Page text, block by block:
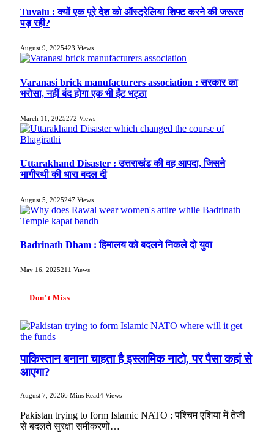
Tuvalu : क्यों एक पूरे देश को ऑस्ट्रेलिया शिफ्ट करने की जरूरत
पड़ रही?
August 9, 2025423 Views
Varanasi brick manufacturers association : सरकार का
भरोसा, नहीं बंद होगा एक भी ईंट भट्ठा
March 11, 2025272 Views
Uttarakhand Disaster : उत्तराखंड की वह आपदा, जिसने
भागीरथी की धारा बदल दी
August 5, 2025247 Views
Badrinath Dham : हिमालय को बदलने निकले दो युवा
May 16, 2025211 Views
Don't Miss
पाकिस्तान बनाना चाहता है इस्लामिक नाटो, पर पैसा कहां से
आएगा?
August 7, 20266 Mins Read4 Views
Pakistan trying to form Islamic NATO : पश्चिम एशिया में तेजी
से बदलते सुरक्षा समीकरणों…